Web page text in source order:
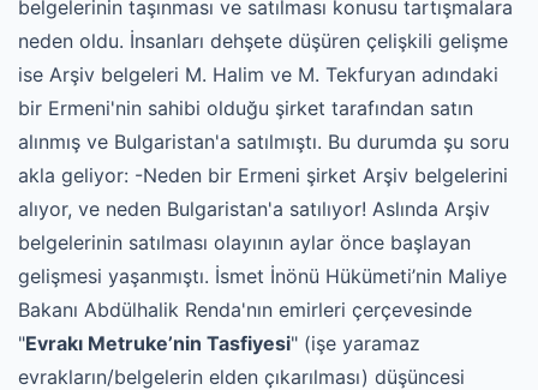
belgelerinin taşınması ve satılması konusu tartışmalara
neden oldu. İnsanları dehşete düşüren çelişkili gelişme
ise Arşiv belgeleri M. Halim ve M. Tekfuryan adındaki
bir Ermeni'nin sahibi olduğu şirket tarafından satın
alınmış ve Bulgaristan'a satılmıştı. Bu durumda şu soru
akla geliyor: -Neden bir Ermeni şirket Arşiv belgelerini
alıyor, ve neden Bulgaristan'a satılıyor! Aslında Arşiv
belgelerinin satılması olayının aylar önce başlayan
gelişmesi yaşanmıştı. İsmet İnönü Hükümeti’nin Maliye
Bakanı Abdülhalik Renda'nın emirleri çerçevesinde
"Evrakı Metruke’nin Tasfiyesi" (işe yaramaz
evrakların/belgelerin elden çıkarılması) düşüncesi